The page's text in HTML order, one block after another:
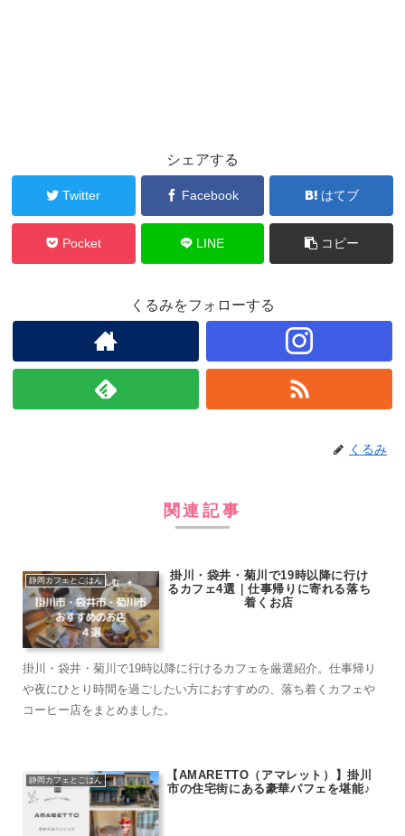
シェアする
Twitter Facebook はてブ
Pocket LINE コピー
くるみをフォローする
くるみ
関連記事
静岡カフェとごはん
掛川・袋井・菊川で19時以降に行け
るカフェ4選｜仕事帰りに寄れる落ち
着くお店
掛川・袋井・菊川で19時以降に行けるカフェを厳選紹介。仕事帰り
や夜にひとり時間を過ごしたい方におすすめの、落ち着くカフェや
コーヒー店をまとめました。
静岡カフェとごはん
【AMARETTO（アマレット）】掛川
市の住宅街にある豪華パフェを堪能♪